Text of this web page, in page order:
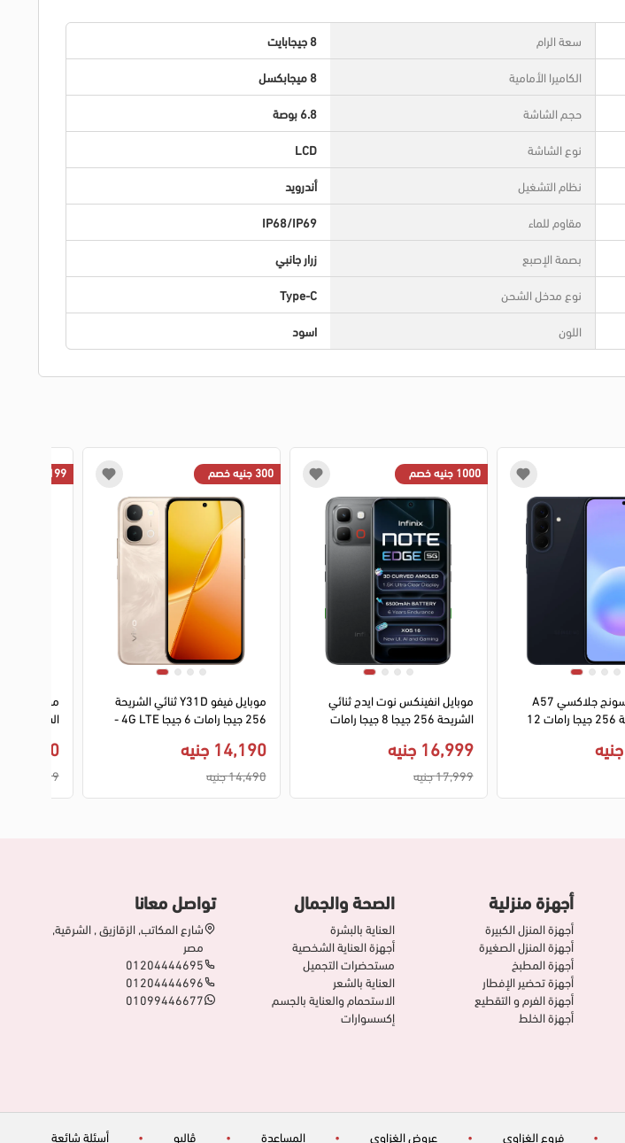
سعة الرام
8 جيجابايت
الكاميرا الأمامية
8 ميجابكسل
حجم الشاشة
6.8 بوصة
نوع الشاشة
LCD
نظام التشغيل
أندرويد
مقاوم للماء
IP68/IP69
بصمة الإصبع
زرار جانبي
نوع مدخل الشحن
Type-C
اللون اسود
199 جنيه خصم
6,700 جنيه
6,899 جنيه
300 جنيه خصم
موبايل فيفو Y31D ثنائي الشريحة
256 جيجا رامات 6 جيجا 4G LTE -
14,190 جنيه
14,490 جنيه
1000 جنيه خصم
موبايل انفينكس نوت ايدج ثنائي
الشريحة 256 جيجا 8 جيجا رامات
16,999 جنيه
17,999 جنيه
موبايل سامسونج جلاكسي A57
ثنائي الشريحة 256 جيجا رامات 12
1 2 1 2 1 2
أجهزة منزلية
أجهزة المنزل الكبيرة
أجهزة المنزل الصغيرة
أجهزة المطبخ
أجهزة تحضير الإفطار
أجهزة الفرم و التقطيع
أجهزة الخلط
الصحة والجمال
العناية بالبشرة
أجهزة العناية الشخصية
مستحضرات التجميل
العناية بالشعر
الاستحمام والعناية بالجسم
إكسسوارات
تواصل معانا
شارع المكاتب, الزقازيق , الشرقية,
مصر
01204444695
01204444696
01099446677
• فروع الغزاوي • عروض الغزاوي • المساعدة • ڤاليو • أسئلة شائعة